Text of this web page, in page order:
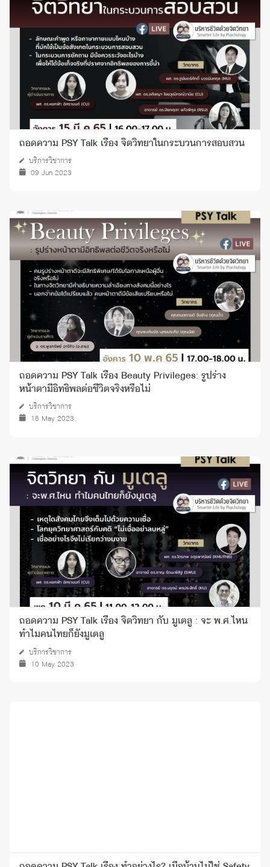
ถอดความ PSY Talk เรื่อง จิตวิทยาในกระบวนการสอบสวน
บริการวิชาการ
09 Jun 2023
ถอดความ PSY Talk เรื่อง Beauty Privileges: รูปร่าง
หน้าตามีอิทธิพลต่อชีวิตจริงหรือไม่
บริการวิชาการ
18 May 2023
ถอดความ PSY Talk เรื่อง จิตวิทยา กับ มูเตลู : จะ พ.ศ.ไหน
ทำไมคนไทยก็ยังมูเตลู
บริการวิชาการ
10 May 2023